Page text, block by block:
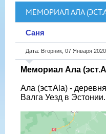
МЕМОРИАЛ АЛА
Саня
Дата: Вторник, 07 Января
Мемориал Ала
Ала (эст.Ala) -
Валга Уезд в Эстонии.